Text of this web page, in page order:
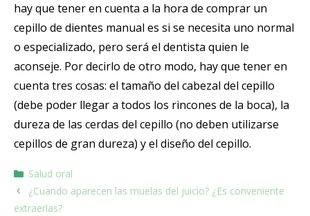
hay que tener en cuenta a la hora de comprar un
cepillo de dientes manual es si se necesita uno normal
o especializado, pero será el dentista quien le
aconseje. Por decirlo de otro modo, hay que tener en
cuenta tres cosas: el tamaño del cabezal del cepillo
(debe poder llegar a todos los rincones de la boca), la
dureza de las cerdas del cepillo (no deben utilizarse
cepillos de gran dureza) y el diseño del cepillo.
Salud oral
¿Cuando aparecen las muelas del juicio? ¿Es conveniente
extraerlas?